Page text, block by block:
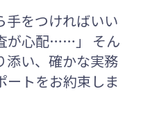
手をつければいい
が心配……」 そん
添い、確かな実務
ートをお約束しま